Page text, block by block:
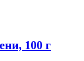
100 г